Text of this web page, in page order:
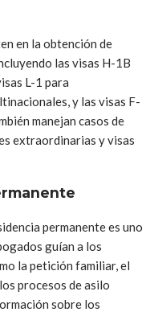
en la obtención de
las visas H-1B
L-1 para
y las visas F-
manejan casos de
extraordinarias y visas
permanente es uno
guían a los
la petición familiar, el
procesos de asilo
sobre los